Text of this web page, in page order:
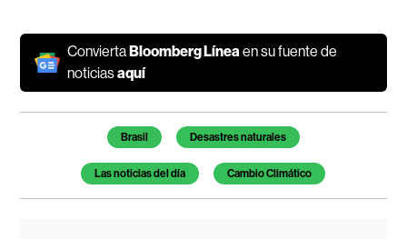
ConviertaBloomberg Líneaen su fuente de
noticiasaquí
Temas de este artículo
Brasil Desastres naturales
Las noticias del día Cambio Climático